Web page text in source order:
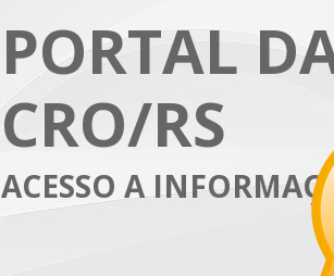
PORTAL
CRO/RS
ACESSO A